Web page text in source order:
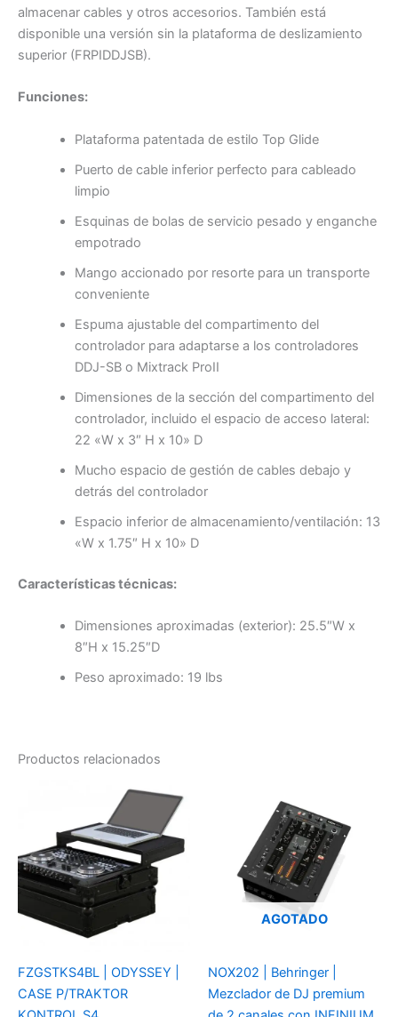
almacenar cables y otros accesorios. También está
disponible una versión sin la plataforma de deslizamiento
superior (FRPIDDJSB).
Funciones:
Plataforma patentada de estilo Top Glide
Puerto de cable inferior perfecto para cableado
limpio
Esquinas de bolas de servicio pesado y enganche
empotrado
Mango accionado por resorte para un transporte
conveniente
Espuma ajustable del compartimento del
controlador para adaptarse a los controladores
DDJ-SB o Mixtrack ProII
Dimensiones de la sección del compartimento del
controlador, incluido el espacio de acceso lateral:
22 «W x 3″ H x 10» D
Mucho espacio de gestión de cables debajo y
detrás del controlador
Espacio inferior de almacenamiento/ventilación: 13
«W x 1.75″ H x 10» D
Características técnicas:
Dimensiones aproximadas (exterior): 25.5″W x
8″H x 15.25″D
Peso aproximado: 19 lbs
Productos relacionados
FZGSTKS4BL | ODYSSEY |
CASE P/TRAKTOR
AGOTADO
NOX202 | Behringer |
Mezclador de DJ premium